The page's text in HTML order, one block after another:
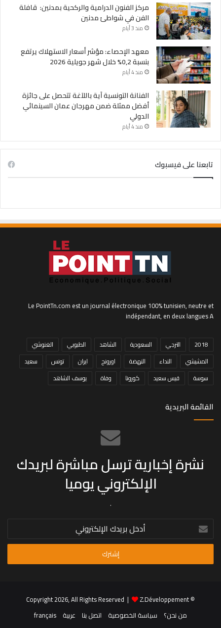
مركز الفنون الدرامية والركحية بمدنين: قافلة
الفن في شواطئ مدنين
منذ 3 أيام
معهد الإحصاء: مؤشر أسعار الاستهلاك يرتفع
بنسبة 0,2% خلال شهر جويلية 2026
منذ 4 أيام
الفنانة التونسية آية باللآغة تتحصل على جائزة
أفضل ممثلة ضمن مهرجان عمان السينمائي
الدولي
منذ 4 أيام
تابعنا على فيسبوك
Le PointTn.com est un journal électronique 100% tunisien, neutre et
indépendant, en deux langues A
2018 الترجي السعودية الشاهد الطبوبي
الغنوشي
المشيشي
النداء النهضة اورونج ايران تونس
سعيد
سوسة
قيس سعيد كورونا وفاة يوسف الشاهد
القائمة البريدية
نشرة إخبارية ترسل مباشرة لبريدك
الإلكتروني يوميا
.
أدخل
بريدك
الإلكتروني
© Copyright 2026, All Rights Reserved |
Z.Développement
من نحن؟
سياسة الخصوصية اتصل بنا عربية français